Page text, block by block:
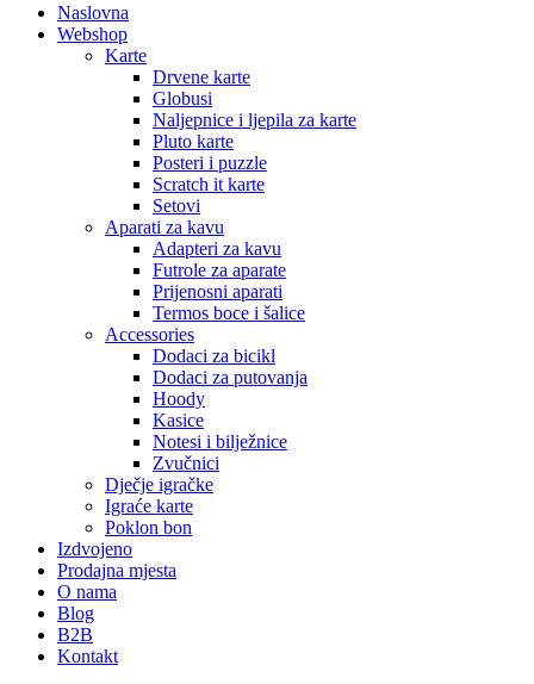
Naslovna
Webshop
Karte
Drvene karte
Globusi
Naljepnice i ljepila za karte
Pluto karte
Posteri i puzzle
Scratch it karte
Setovi
Aparati za kavu
Adapteri za kavu
Futrole za aparate
Prijenosni aparati
Termos boce i šalice
Accessories
Dodaci za bicikl
Dodaci za putovanja
Hoody
Kasice
Notesi i bilježnice
Zvučnici
Dječje igračke
Igraće karte
Poklon bon
Izdvojeno
Prodajna mjesta
O nama
Blog
B2B
Kontakt